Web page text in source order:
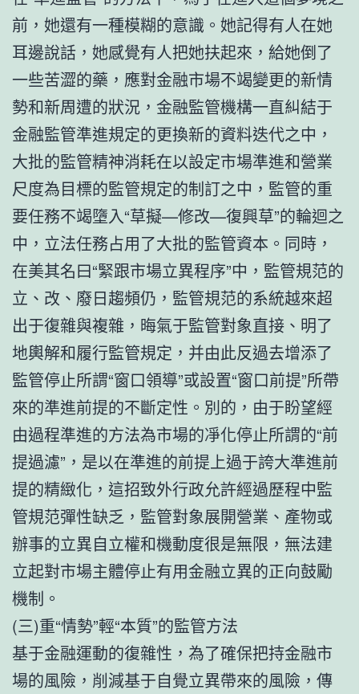
前，她還有一種模糊的意識。她記得有人在她
耳邊說話，她感覺有人把她扶起來，給她倒了
一些苦澀的藥，應對金融市場不竭變更的新情
勢和新周遭的狀況，金融監管機構一直糾結于
金融監管準進規定的更換新的資料迭代之中，
大批的監管精神消耗在以設定市場準進和營業
尺度為目標的監管規定的制訂之中，監管的重
要任務不竭墮入“草擬—修改—復興草”的輪迴之
中，立法任務占用了大批的監管資本。同時，
在美其名曰“緊跟市場立異程序”中，監管規范的
立、改、廢日趨頻仍，監管規范的系統越來超
出于復雜與複雜，晦氣于監管對象直接、明了
地輿解和履行監管規定，并由此反過去增添了
監管停止所謂“窗口領導”或設置“窗口前提”所帶
來的準進前提的不斷定性。別的，由于盼望經
由過程準進的方法為市場的凈化停止所謂的“前
提過濾”，是以在準進的前提上過于誇大準進前
提的精緻化，這招致外行政允許經過歷程中監
管規范彈性缺乏，監管對象展開營業、產物或
辦事的立異自立權和機動度很是無限，無法建
立起對市場主體停止有用金融立異的正向鼓勵
機制。
(三)重“情勢”輕“本質”的監管方法
基于金融運動的復雜性，為了確保把持金融市
場的風險，削減基于自覺立異帶來的風險，傳